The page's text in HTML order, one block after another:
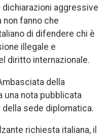
aggressive
non fanno che
di difendere chi è
illegale e
diritto internazionale.
della
una nota pubblicata
sede diplomatica.
richiesta italiana, il